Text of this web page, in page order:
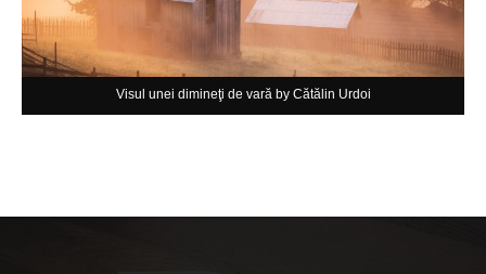
Visul unei dimineţi de vară by Cătălin Urdoi